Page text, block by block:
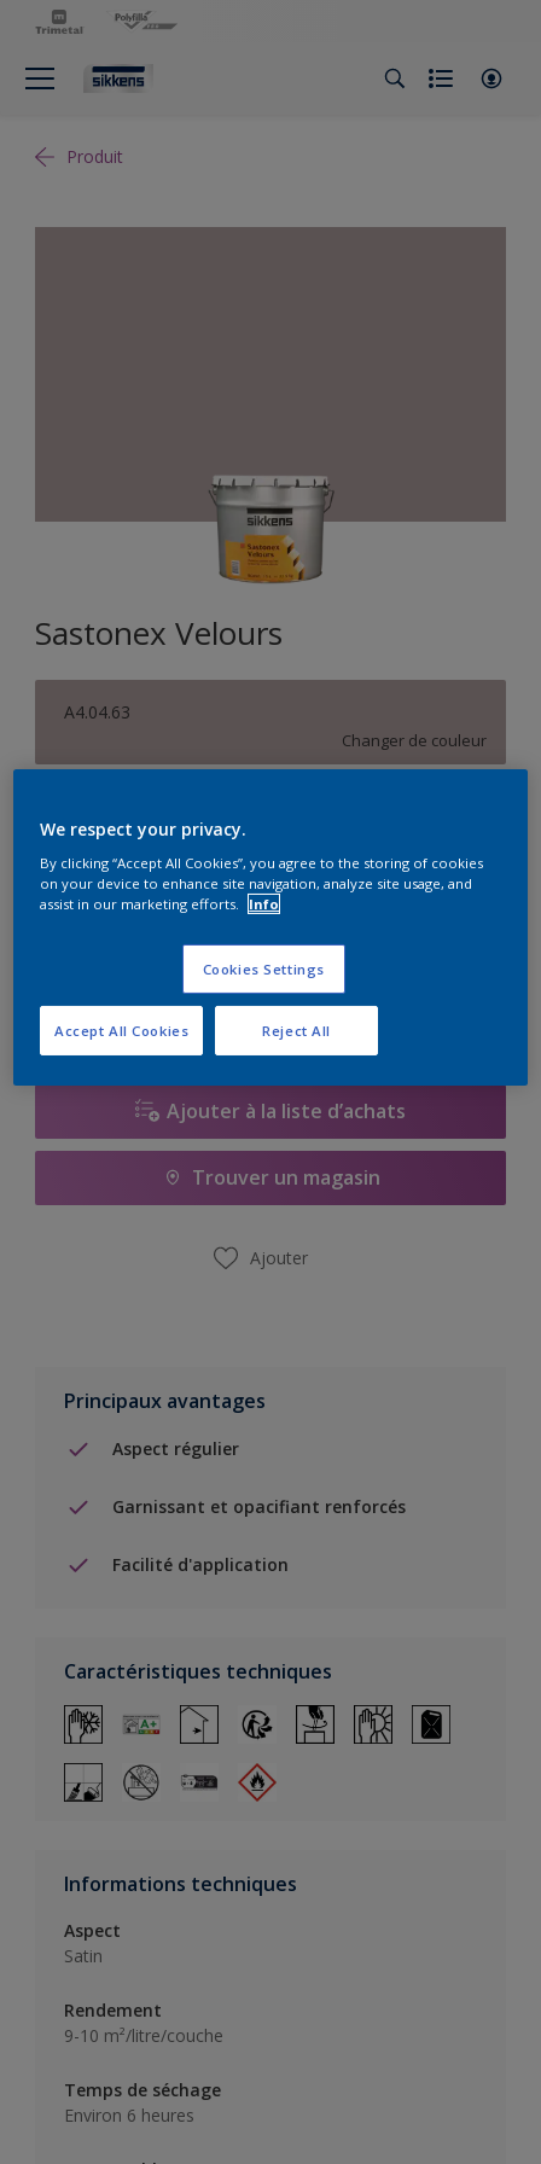
Produit
Sastonex Velours
A4.04.63
Changer de couleur
Quantité Calculateur de peinture
Ajouter à la liste d’achats
Trouver un magasin
Ajouter
Principaux avantages
Aspect régulier
Garnissant et opacifiant renforcés
Facilité d'application
Caractéristiques techniques
Informations techniques
Aspect
Satin
Rendement
9-10 m²/litre/couche
Temps de séchage
Environ 6 heures
We respect your privacy.
By clicking “Accept All Cookies”, you agree to the storing of cookies
on your device to enhance site navigation, analyze site usage, and
assist in our marketing efforts.
Info
Cookies Settings
Reject All
Accept All Cookies